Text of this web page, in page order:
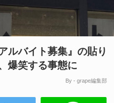
ルバイト募集』の貼り
爆笑する事態に
By - grape編集部